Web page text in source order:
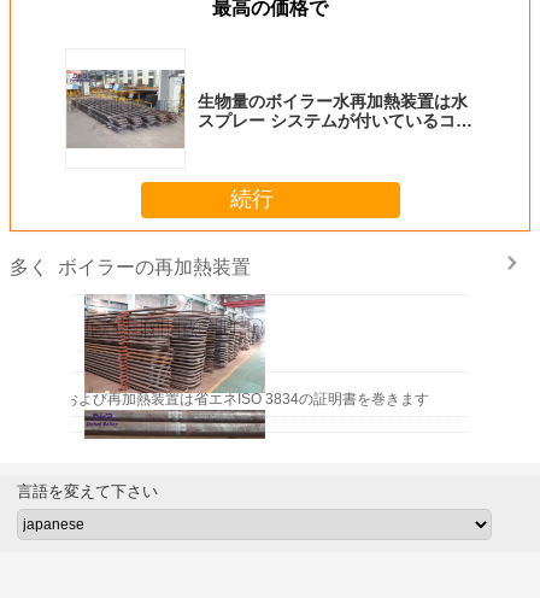
最高の価格で
生物量のボイラー水再加熱装置は水
スプレー システムが付いているコイ
続行
多く ボイラーの再加熱装置
過熱装置および再加熱装置は省エネISO 3834の証明書を巻きます
熱装置および再加熱装置のAntoの腐食の腐食の長い生命時間
言語を変えて下さい